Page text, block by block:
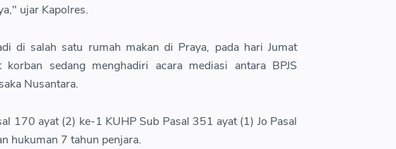
ujar Kapolres.
di salah satu rumah makan di Praya, pada hari Jumat
sedang menghadiri acara mediasi antara BPJS
Nusantara.
170 ayat (2) ke-1 KUHP Sub Pasal 351 ayat (1) Jo Pasal
hukuman 7 tahun penjara.